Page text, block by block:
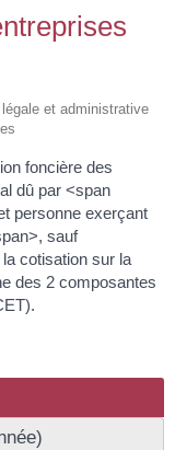
et administrative
foncière des
dû par <span
personne exerçant
sauf
cotisation sur la
des 2 composantes